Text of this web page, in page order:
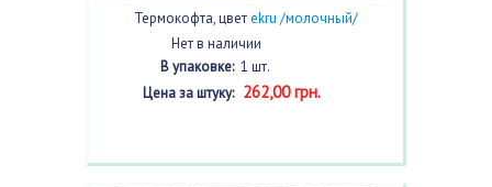
Термокофта, цветekru /молочный/
Нет в наличии
В упаковке:1 шт.
Цена за штуку:262,00 грн.